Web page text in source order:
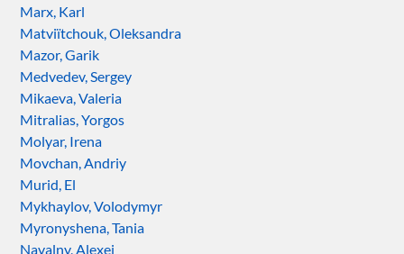
Marx, Karl
Matviïtchouk, Oleksandra
Mazor, Garik
Medvedev, Sergey
Mikaeva, Valeria
Mitralias, Yorgos
Molyar, Irena
Movchan, Andriy
Murid, El
Mykhaylov, Volodymyr
Myronyshena, Tania
Navalny, Alexei